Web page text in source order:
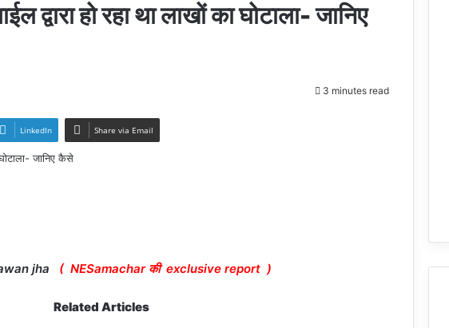
द्वारा हो रहा था लाखों का घोटाला- जानिए
3 minutes read
LinkedIn Share via Email
jha ( NESamachar की exclusive report )
Related Articles